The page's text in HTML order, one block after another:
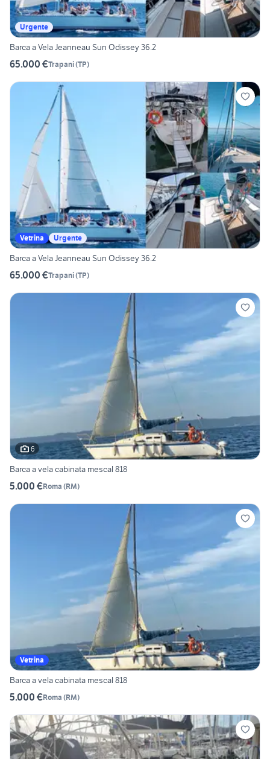
Urgente
Barca a Vela Jeanneau Sun Odissey 36.2
65.000 €Trapani(TP)
Vetrina Urgente
Barca a Vela Jeanneau Sun Odissey 36.2
65.000 €Trapani(TP)
6
Barca a vela cabinata mescal 818
5.000 €Roma (RM)
Vetrina
Barca a vela cabinata mescal 818
5.000 €Roma (RM)